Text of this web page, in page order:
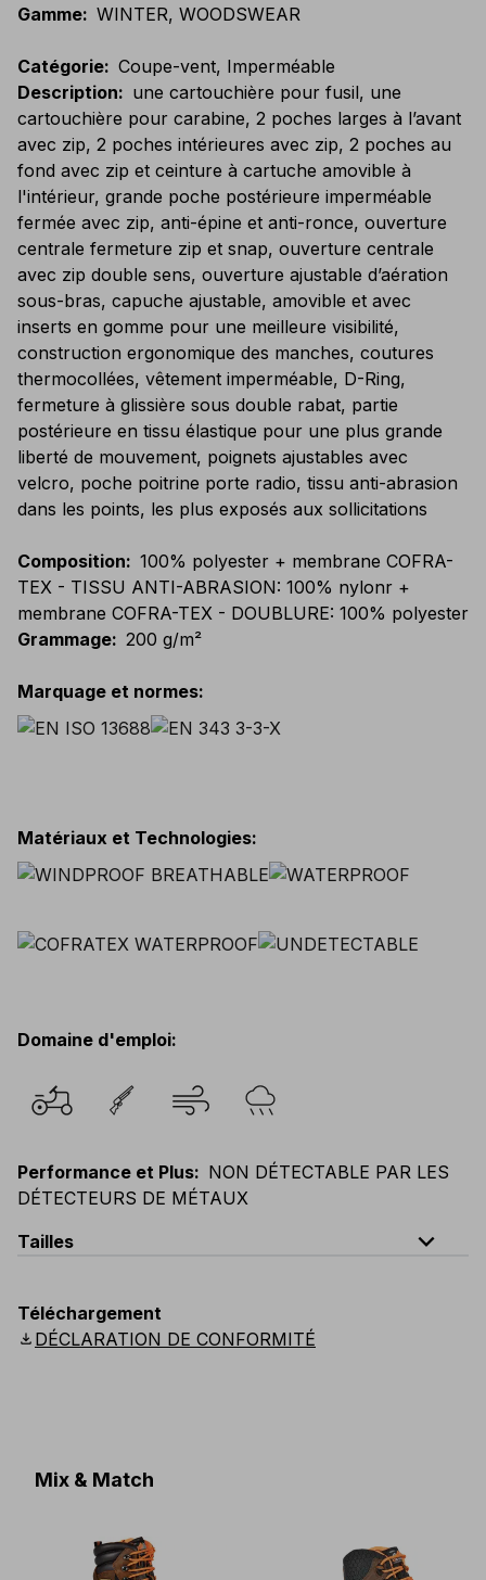
Gamme: WINTER, WOODSWEAR
Catégorie: Coupe-vent, Imperméable
Description: une cartouchière pour fusil, une
cartouchière pour carabine, 2 poches larges à l’avant
avec zip, 2 poches intérieures avec zip, 2 poches au
fond avec zip et ceinture à cartuche amovible à
l'intérieur, grande poche postérieure imperméable
fermée avec zip, anti-épine et anti-ronce, ouverture
centrale fermeture zip et snap, ouverture centrale
avec zip double sens, ouverture ajustable d’aération
sous-bras, capuche ajustable, amovible et avec
inserts en gomme pour une meilleure visibilité,
construction ergonomique des manches, coutures
thermocollées, vêtement imperméable, D-Ring,
fermeture à glissière sous double rabat, partie
postérieure en tissu élastique pour une plus grande
liberté de mouvement, poignets ajustables avec
velcro, poche poitrine porte radio, tissu anti-abrasion
dans les points, les plus exposés aux sollicitations
Composition: 100% polyester + membrane COFRA-
TEX - TISSU ANTI-ABRASION: 100% nylonr +
membrane COFRA-TEX - DOUBLURE: 100% polyester
Grammage: 200 g/m²
Marquage et normes:
Matériaux et Technologies:
Domaine d'emploi:
Performance et Plus: NON DÉTECTABLE PAR LES
DÉTECTEURS DE MÉTAUX
Tailles
expand_less
Scandinavian: 44
Téléchargement
download DÉCLARATION DE CONFORMITÉ
Mix & Match